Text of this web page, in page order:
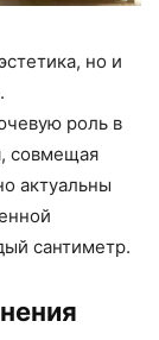
но и
роль в
совмещая
актуальны
сантиметр.